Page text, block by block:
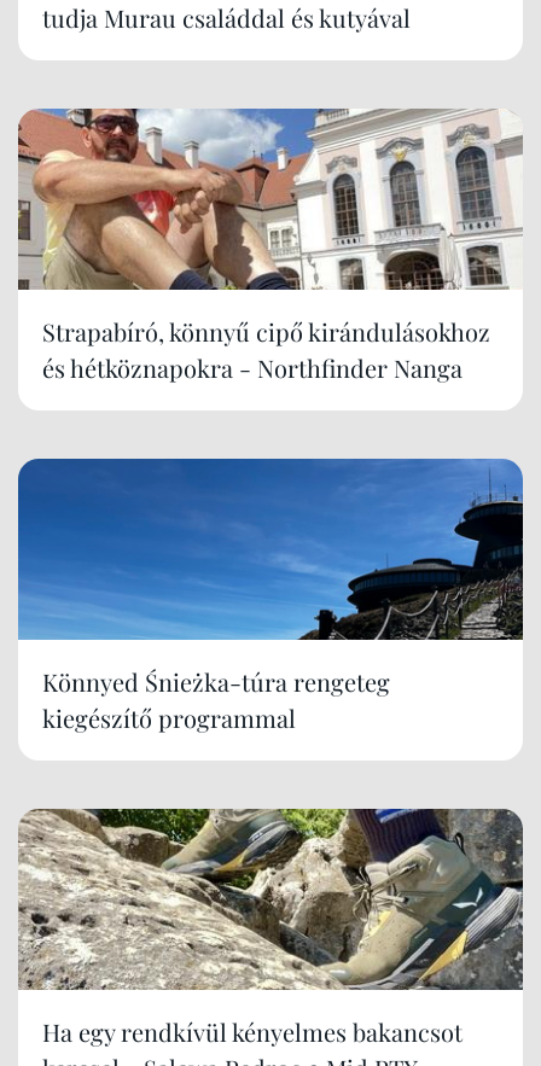
tudja Murau családdal és kutyával
Strapabíró, könnyű cipő kirándulásokhoz
és hétköznapokra - Northfinder Nanga
Könnyed Śnieżka-túra rengeteg
kiegészítő programmal
Ha egy rendkívül kényelmes bakancsot